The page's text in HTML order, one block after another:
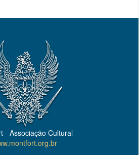
- Associação Cultural